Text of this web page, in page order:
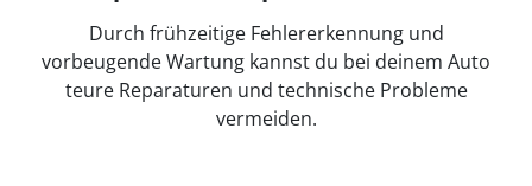
Durch frühzeitige Fehlererkennung und
vorbeugende Wartung kannst du bei deinem Auto
teure Reparaturen und technische Probleme
vermeiden.